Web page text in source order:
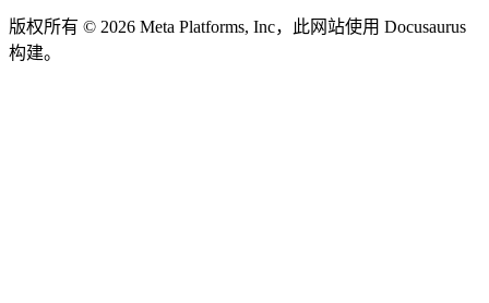
版权所有 © 2026 Meta Platforms, Inc，此网站使用 Docusaurus
构建。